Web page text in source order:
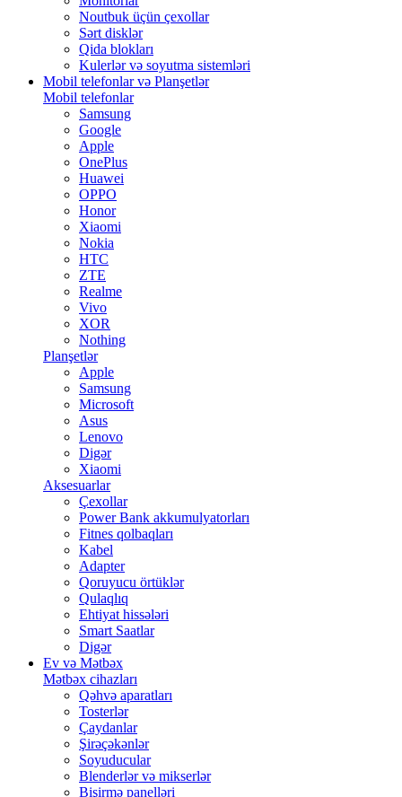
Noutbuk üçün çexollar
Sərt disklər
Qida blokları
Kulerlər və soyutma sistemləri
Mobil telefonlar və Planşetlər
Mobil telefonlar
Samsung
Google
Apple
OnePlus
Huawei
OPPO
Honor
Xiaomi
Nokia
HTC
ZTE
Realme
Vivo
XOR
Nothing
Planşetlər
Apple
Samsung
Microsoft
Asus
Lenovo
Digər
Xiaomi
Aksesuarlar
Çexollar
Power Bank akkumulyatorları
Fitnes qolbaqları
Kabel
Adapter
Qoruyucu örtüklər
Qulaqlıq
Ehtiyat hissələri
Smart Saatlar
Digər
Ev və Mətbəx
Mətbəx cihazları
Qəhvə aparatları
Tosterlər
Çaydanlar
Şirəçəkənlər
Soyuducular
Blenderlər və mikserlər
Bişirmə panelləri